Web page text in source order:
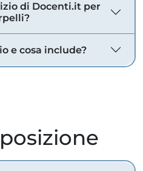
di Docenti.it per
e cosa include?